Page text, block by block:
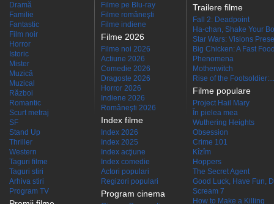
Dramă
Familie
Fantastic
Film noir
Horror
Istoric
Mister
Muzică
Muzical
Război
Romantic
Scurt metraj
SF
Stand Up
Thriller
Western
Taguri filme
Taguri stiri
Arhiva stiri
Program TV
Filme pe Blu-ray
Filme româneşti
Filme indiene
Filme 2026
Filme noi 2026
Actiune 2026
Comedie 2026
Dragoste 2026
Horror 2026
Indiene 2026
Româneşti 2026
Index filme
Index 2026
Index 2025
Index acţiune
Index comedie
Actori populari
Regizori populari
Program cinema
Trailere filme
Fall 2: Deadpoint
Ha-chan, Shake Your
Star Wars: Visions
Big Chicken: A Fast
Phenomena
Motherwitch
Rise of the Footsoldier:...
Filme populare
Project Hail Mary
În pielea mea
Wuthering Heights
Obsession
Crime 101
Kîzîm
Hoppers
The Secret Agent
Good Luck, Have Fun,
Scream 7
How to Make a Killing